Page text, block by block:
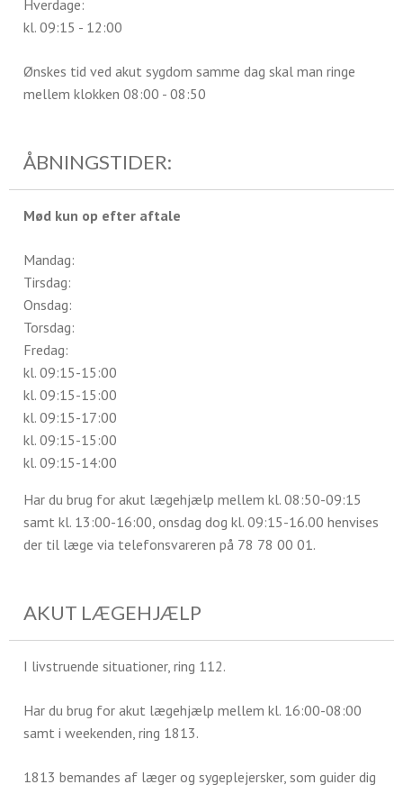
Hverdage:
kl. 09:15 - 12:00
Ønskes tid ved akut sygdom samme dag skal man ringe
mellem klokken 08:00 - 08:50
ÅBNINGSTIDER:
Mød kun op efter aftale
Mandag:
Tirsdag:
Onsdag:
Torsdag:
Fredag:
kl. 09:15-15:00
kl. 09:15-15:00
kl. 09:15-17:00
kl. 09:15-15:00
kl. 09:15-14:00
Har du brug for akut lægehjælp mellem kl. 08:50-09:15
samt kl. 13:00-16:00, onsdag dog kl. 09:15-16.00 henvises
der til læge via telefonsvareren på 78 78 00 01.
AKUT LÆGEHJÆLP
I livstruende situationer, ring 112.
Har du brug for akut lægehjælp mellem kl. 16:00-08:00
samt i weekenden, ring 1813.
1813 bemandes af læger og sygeplejersker, som guider dig